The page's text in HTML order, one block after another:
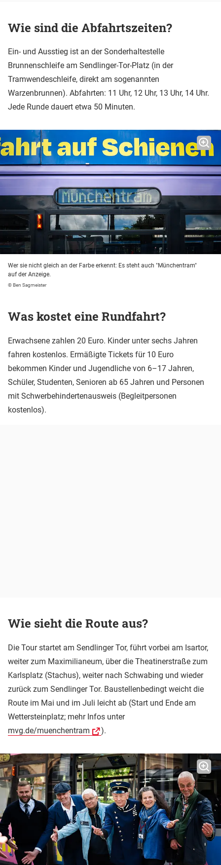
Wie sind die Abfahrtszeiten?
Ein- und Ausstieg ist an der Sonderhaltestelle
Brunnenschleife am Sendlinger-Tor-Platz (in der
Tramwendeschleife, direkt am sogenannten
Warzenbrunnen). Abfahrten: 11 Uhr, 12 Uhr, 13 Uhr, 14 Uhr.
Jede Runde dauert etwa 50 Minuten.
Wer sie nicht gleich an der Farbe erkennt: Es steht auch "Münchentram"
auf der Anzeige.
© Ben Sagmeister
Was kostet eine Rundfahrt?
Erwachsene zahlen 20 Euro. Kinder unter sechs Jahren
fahren kostenlos. Ermäßigte Tickets für 10 Euro
bekommen Kinder und Jugendliche von 6–17 Jahren,
Schüler, Studenten, Senioren ab 65 Jahren und Personen
mit Schwerbehindertenausweis (Begleitpersonen
kostenlos).
Wie sieht die Route aus?
Die Tour startet am Sendlinger Tor, führt vorbei am Isartor,
weiter zum Maximilianeum, über die Theatinerstraße zum
Karlsplatz (Stachus), weiter nach Schwabing und wieder
zurück zum Sendlinger Tor. Baustellenbedingt weicht die
Route im Mai und im Juli leicht ab (Start und Ende am
Wettersteinplatz; mehr Infos unter
mvg.de/muenchentram
).